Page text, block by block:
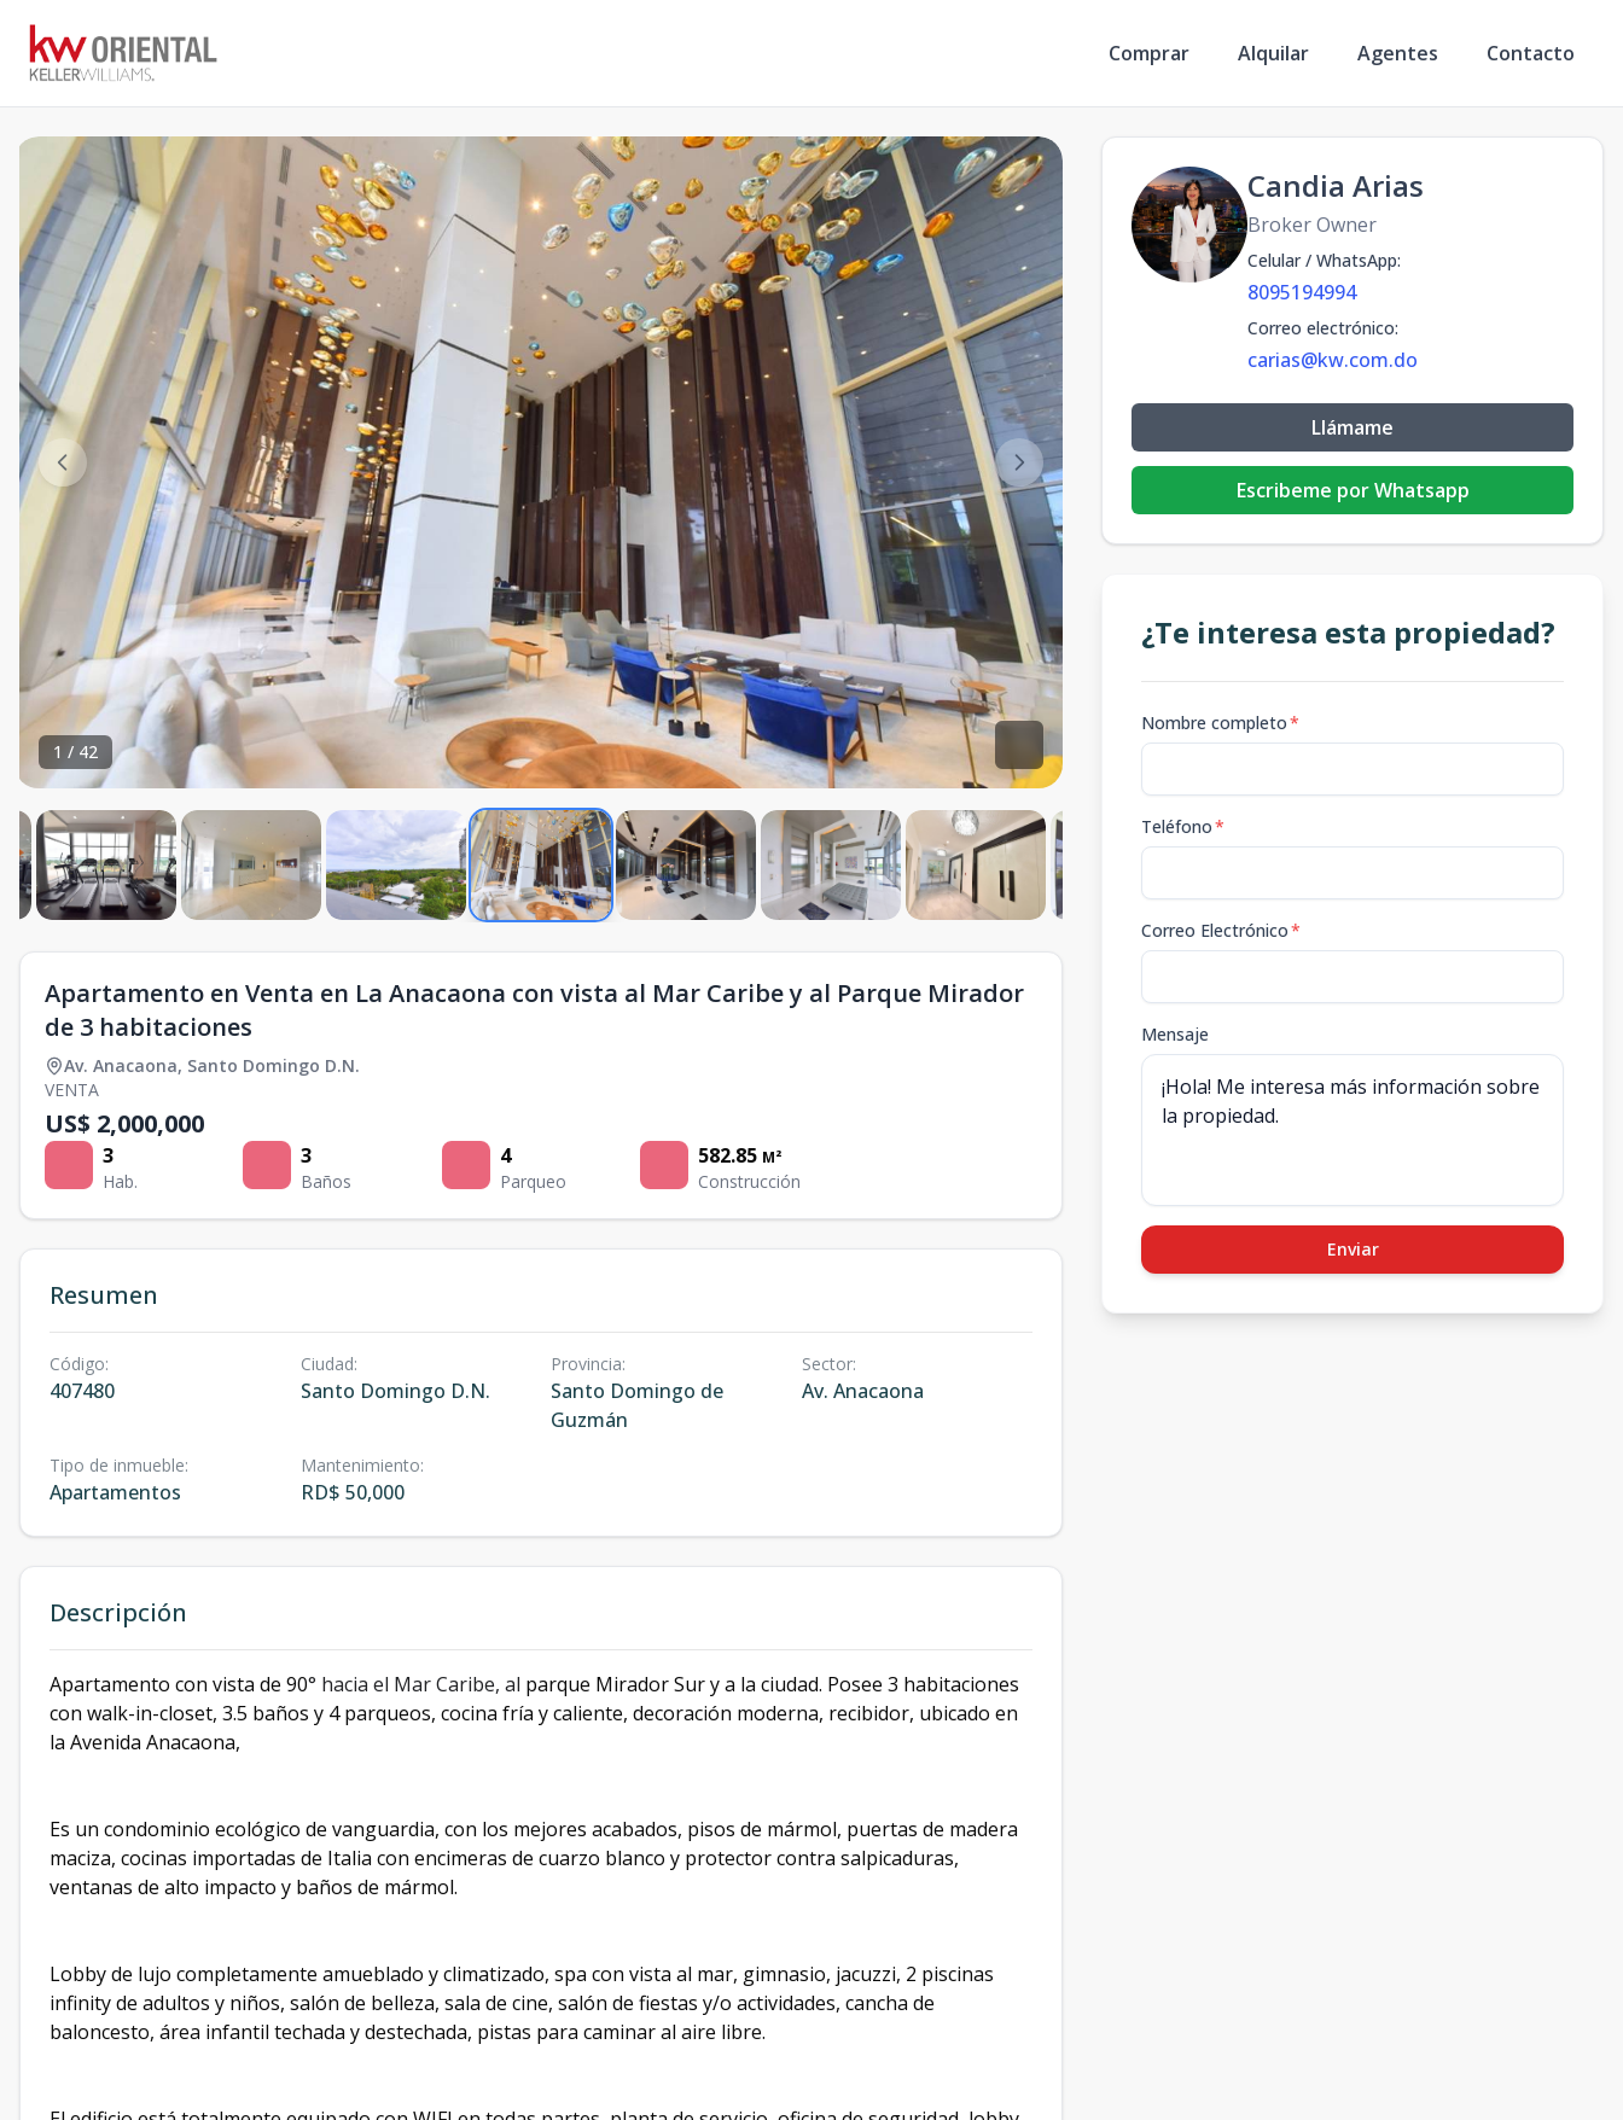
Comprar Alquilar Agentes Contacto
1 / 42
Apartamento en Venta en La Anacaona con vista al Mar Caribe y al Parque Mirador
de 3 habitaciones
Av. Anacaona, Santo Domingo D.N.
VENTA
US$ 2,000,000
3
Hab.
3
Baños
4
Parqueo
582.85 M²
Construcción
Resumen
Código:
407480
Ciudad:
Santo Domingo D.N.
Provincia:
Santo Domingo de
Guzmán
Sector:
Av. Anacaona
Tipo de inmueble:
Apartamentos
Mantenimiento:
RD$ 50,000
Descripción
Apartamento con vista de 90° hacia el Mar Caribe, al parque Mirador Sur y a la ciudad. Posee 3 habitaciones
con walk-in-closet, 3.5 baños y 4 parqueos, cocina fría y caliente, decoración moderna, recibidor, ubicado en
la Avenida Anacaona,
Es un condominio ecológico de vanguardia, con los mejores acabados, pisos de mármol, puertas de madera
maciza, cocinas importadas de Italia con encimeras de cuarzo blanco y protector contra salpicaduras,
ventanas de alto impacto y baños de mármol.
Lobby de lujo completamente amueblado y climatizado, spa con vista al mar, gimnasio, jacuzzi, 2 piscinas
infinity de adultos y niños, salón de belleza, sala de cine, salón de fiestas y/o actividades, cancha de
baloncesto, área infantil techada y destechada, pistas para caminar al aire libre.
Candia Arias
Broker Owner
Celular / WhatsApp:
8095194994
Correo electrónico:
carias@kw.com.do
Llámame
Escribeme por Whatsapp
¿Te interesa esta propiedad?
Nombre completo*
Teléfono*
Correo Electrónico*
Mensaje
Enviar